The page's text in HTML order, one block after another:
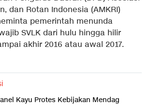
dan Rotan Indonesia (AMKRI)
pemerintah menunda
SVLK dari hulu hingga hilir
akhir 2016 atau awal 2017.
Kayu Protes Kebijakan Mendag